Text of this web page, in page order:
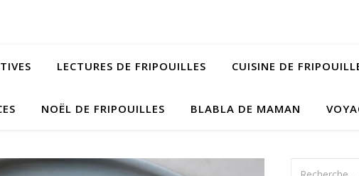
LECTURES DE FRIPOUILLES CUISINE DE
NOËL DE FRIPOUILLES BLABLA DE MAMAN